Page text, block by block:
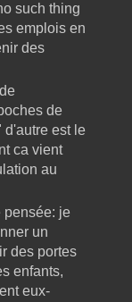
such thing
emplois en
des
de
d'autre est le
ca vient
au
pensée: je
un
des portes
enfants,
eux-